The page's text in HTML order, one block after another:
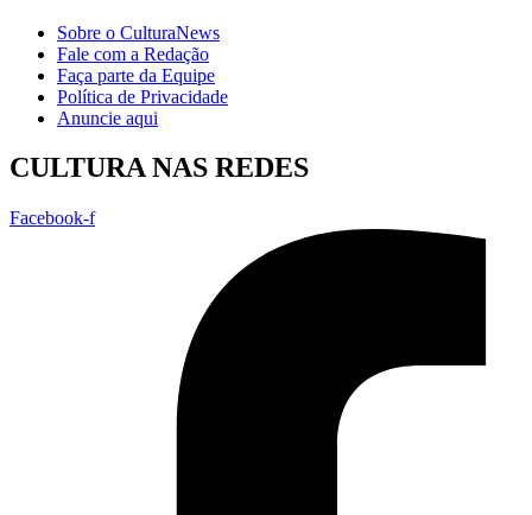
Sobre o CulturaNews
Fale com a Redação
Faça parte da Equipe
Política de Privacidade
Anuncie aqui
CULTURA NAS REDES
Facebook-f